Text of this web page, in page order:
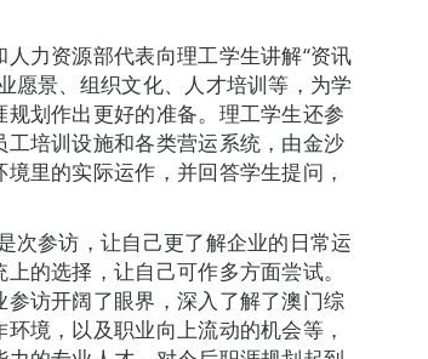
力资源部代表向理工学生讲解“资讯
愿景、组织文化、人才培训等，为学
划作出更好的准备。理工学生还参
培训设施和各类营运系统，由金沙
里的实际运作，并回答学生提问，
次参访，让自己更了解企业的日常运
的选择，让自己可作多方面尝试。
访开阔了眼界，深入了解了澳门综
境，以及职业向上流动的机会等，